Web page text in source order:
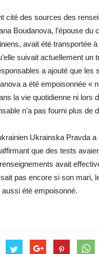
cité des sources des
Boudanova, l’épouse du
avait été transportée à
suivait actuellement un
a ajouté que les
a été empoisonnée «
la vie quotidienne ni lors
n’a pas fourni plus de
Ukrainska Pravda
que des tests
avait
pas encore si son mari,
été empoisonné.